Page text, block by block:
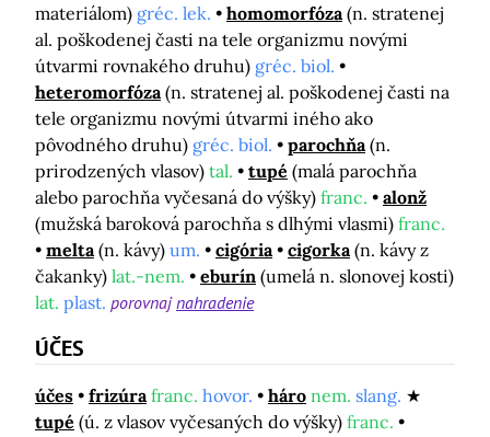
materiálom) gréc. lek. homomorfóza (n. stratenej
al. poškodenej časti na tele organizmu novými
útvarmi rovnakého druhu) gréc. biol.
heteromorfóza (n. stratenej al. poškodenej časti na
tele organizmu novými útvarmi iného ako
pôvodného druhu) gréc. biol. parochňa (n.
prirodzených vlasov) tal. tupé (malá parochňa
alebo parochňa vyčesaná do výšky) franc.
alonž
(mužská baroková parochňa s dlhými vlasmi) franc.
melta (n. kávy) um. cigória cigorka (n. kávy z
čakanky) lat.-nem. eburín (umelá n. slonovej kosti)
lat. plast. porovnajnahradenie
ÚČES
účes frizúra franc. hovor. háro nem. slang.
tupé (ú. z vlasov vyčesaných do výšky) franc.